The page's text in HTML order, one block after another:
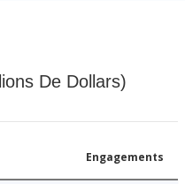
De Dollars)
Engagements